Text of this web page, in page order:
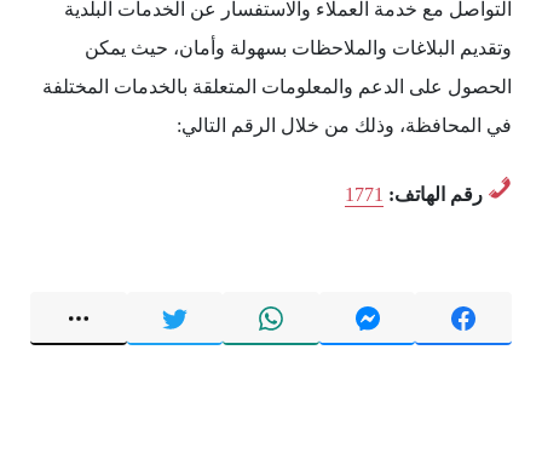
التواصل مع خدمة العملاء والاستفسار عن الخدمات البلدية
وتقديم البلاغات والملاحظات بسهولة وأمان، حيث يمكن
الحصول على الدعم والمعلومات المتعلقة بالخدمات المختلفة
في المحافظة، وذلك من خلال الرقم التالي:
رقم الهاتف: 1771